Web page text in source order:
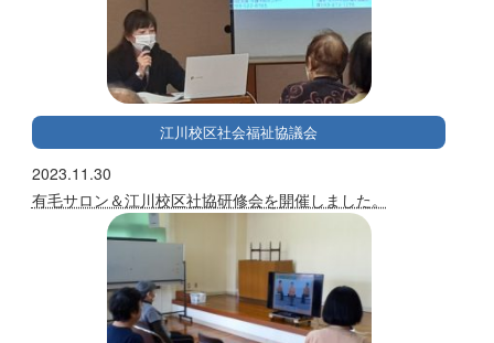
江川校区社会福祉協議会
2023.11.30
有毛サロン＆江川校区社協研修会を開催しました。